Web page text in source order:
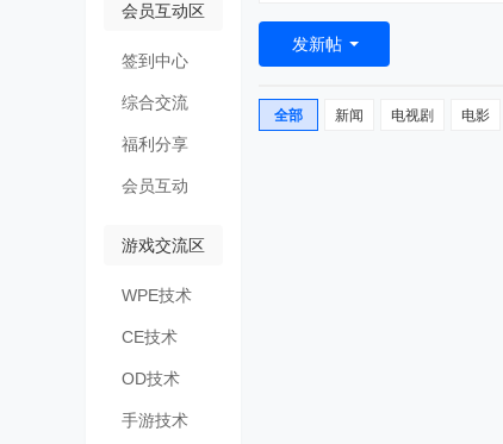
会员互动区
签到中心
综合交流
福利分享
会员互动
游戏交流区
WPE技术
CE技术
OD技术
手游技术
发新帖
全部 新闻 电视剧 电影